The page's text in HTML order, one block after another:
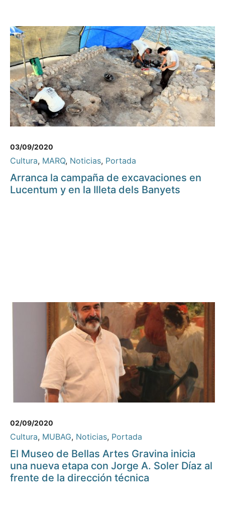
03/09/2020
Cultura, MARQ, Noticias, Portada
Arranca la campaña de excavaciones en
Lucentum y en la Illeta dels Banyets
02/09/2020
Cultura, MUBAG, Noticias, Portada
El Museo de Bellas Artes Gravina inicia
una nueva etapa con Jorge A. Soler Díaz al
frente de la dirección técnica